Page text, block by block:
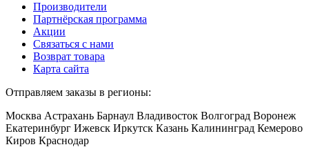
Производители
Партнёрская программа
Акции
Связаться с нами
Возврат товара
Карта сайта
Отправляем заказы в регионы:
Москва Астрахань Барнаул Владивосток Волгоград Воронеж
Екатеринбург Ижевск Иркутск Казань Калининград Кемерово
Киров Краснодар